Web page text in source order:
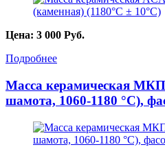
Цена: 3 000 Руб.
Подробнее
Масса керамическая
шамота, 1060-1180 °С),